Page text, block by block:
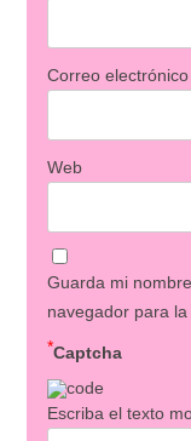
Correo electrónico
Web
Guarda mi
navegador para
Captcha
*
Escriba el texto